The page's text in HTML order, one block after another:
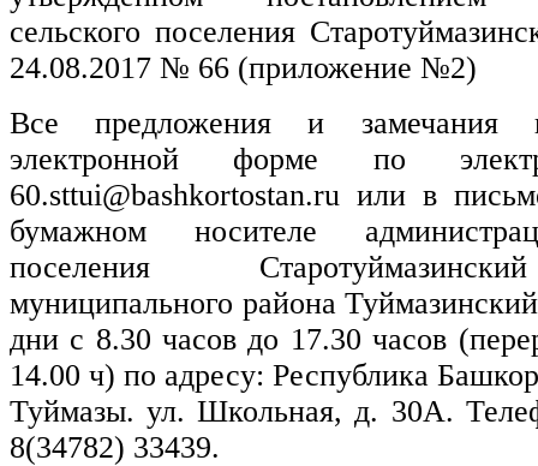
сельского поселения
24.08.2017 № 66 (приложение №2)
Все предложения и замечания
электронной форме по
60.sttui@bashkortostan.ru или в
бумажном носителе
поселения
муниципального района
дни с 8.30 часов до 17.30 часов
14.00 ч) по адресу: Республика
Туймазы. ул. Школьная, д. 30А.
8(34782) 33439.